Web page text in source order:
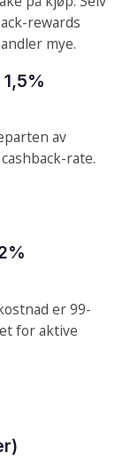
rewards
mye.
av
rate.
er 99-
for aktive